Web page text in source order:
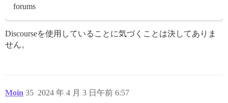
forums
Discourseを使用していることに気づくことは決してありま
せん。
Moin 2024 年 4 月 3 日午前 6:57
35